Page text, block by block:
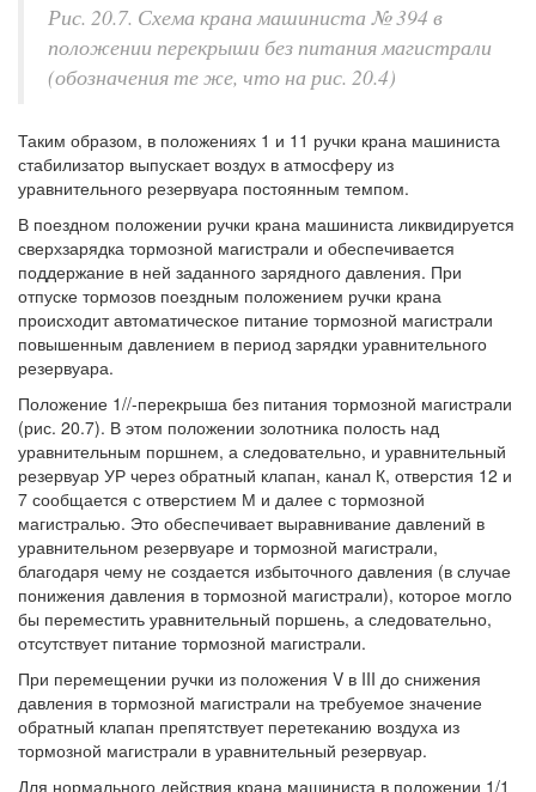
Рис. 20.7. Схема крана машиниста № 394 в
положении перекрыши без питания магистрали
(обозначения те же, что на рис. 20.4)
Таким образом, в положениях 1 и 11 ручки крана машиниста
стабилизатор выпускает воздух в атмосферу из
уравнительного резервуара постоянным темпом.
В поездном положении ручки крана машиниста ликвидируется
сверхзарядка тормозной магистрали и обеспечивается
поддержание в ней заданного зарядного давления. При
отпуске тормозов поездным положением ручки крана
происходит автоматическое питание тормозной магистрали
повышенным давлением в период зарядки уравнительного
резервуара.
Положение 1//-перекрыша без питания тормозной магистрали
(рис. 20.7). В этом положении золотника полость над
уравнительным поршнем, а следовательно, и уравнительный
резервуар УР через обратный клапан, канал К, отверстия 12 и
7 сообщается с отверстием М и далее с тормозной
магистралью. Это обеспечивает выравнивание давлений в
уравнительном резервуаре и тормозной магистрали,
благодаря чему не создается избыточного давления (в случае
понижения давления в тормозной магистрали), которое могло
бы переместить уравнительный поршень, а следовательно,
отсутствует питание тормозной магистрали.
При перемещении ручки из положения V в III до снижения
давления в тормозной магистрали на требуемое значение
обратный клапан препятствует перетеканию воздуха из
тормозной магистрали в уравнительный резервуар.
Для нормального действия крана машиниста в положении 1/1